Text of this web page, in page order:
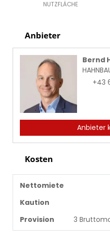
NUTZFLÄCHE
Anbieter
Bernd
+43
Anbieter
Kosten
Nettomiete
Kaution
Provision
3